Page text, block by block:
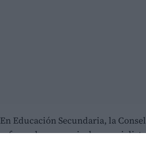
En Educación Secundaria, la
reforzar la presencia de